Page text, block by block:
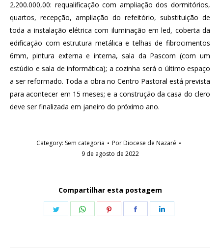
2.200.000,00: requalificação com ampliação dos dormitórios,
quartos, recepção, ampliação do refeitório, substituição de
toda a instalação elétrica com iluminação em led, coberta da
edificação com estrutura metálica e telhas de fibrocimentos
6mm, pintura externa e interna, sala da Pascom (com um
estúdio e sala de informática); a cozinha será o último espaço
a ser reformado. Toda a obra no Centro Pastoral está prevista
para acontecer em 15 meses; e a construção da casa do clero
deve ser finalizada em janeiro do próximo ano.
Category: Sem categoria PorDiocese de Nazaré
9 de agosto de 2022
Compartilhar esta postagem
Share
Share
Share
Share